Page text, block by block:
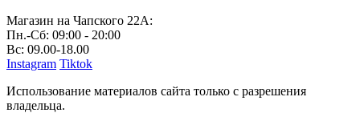
Магазин на Чапского 22А:
Пн.-Cб: 09:00 - 20:00
Вс: 09.00-18.00
Instagram Tiktok
Использование материалов сайта только с разрешения
владельца.